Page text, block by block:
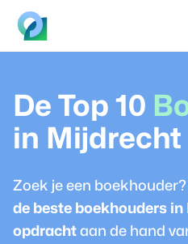
De Top 10
in Mijdrecht
Zoek je een boekhouder
de beste boekhouders in
opdracht aan de hand